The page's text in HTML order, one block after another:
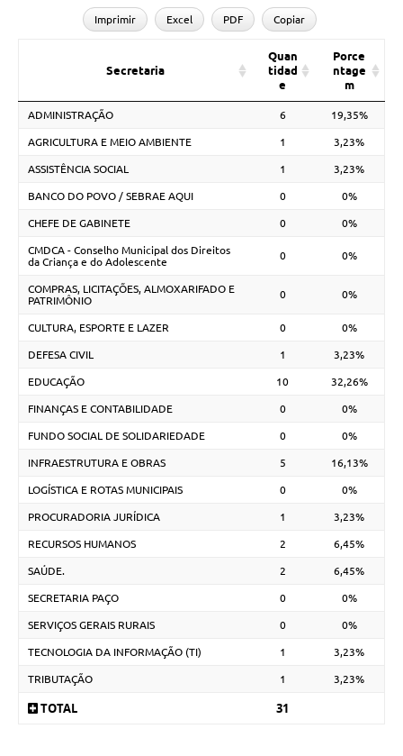
Imprimir Excel PDF Copiar
Secretaria
Quan
tidad
e
Porce
ntage
m
ADMINISTRAÇÃO 6 19,35%
AGRICULTURA E MEIO AMBIENTE 1 3,23%
ASSISTÊNCIA SOCIAL 1 3,23%
BANCO DO POVO / SEBRAE AQUI 0 0%
CHEFE DE GABINETE 0 0%
CMDCA - Conselho Municipal dos Direitos
da Criança e do Adolescente
0 0%
COMPRAS, LICITAÇÕES, ALMOXARIFADO E
PATRIMÔNIO
0 0%
CULTURA, ESPORTE E LAZER 0 0%
DEFESA CIVIL 1 3,23%
EDUCAÇÃO 10 32,26%
FINANÇAS E CONTABILIDADE 0 0%
FUNDO SOCIAL DE SOLIDARIEDADE 0 0%
INFRAESTRUTURA E OBRAS 5 16,13%
LOGÍSTICA E ROTAS MUNICIPAIS 0 0%
PROCURADORIA JURÍDICA 1 3,23%
RECURSOS HUMANOS 2 6,45%
SAÚDE. 2 6,45%
SECRETARIA PAÇO 0 0%
SERVIÇOS GERAIS RURAIS 0 0%
TECNOLOGIA DA INFORMAÇÃO (TI) 1 3,23%
TRIBUTAÇÃO 1 3,23%
TOTAL 31